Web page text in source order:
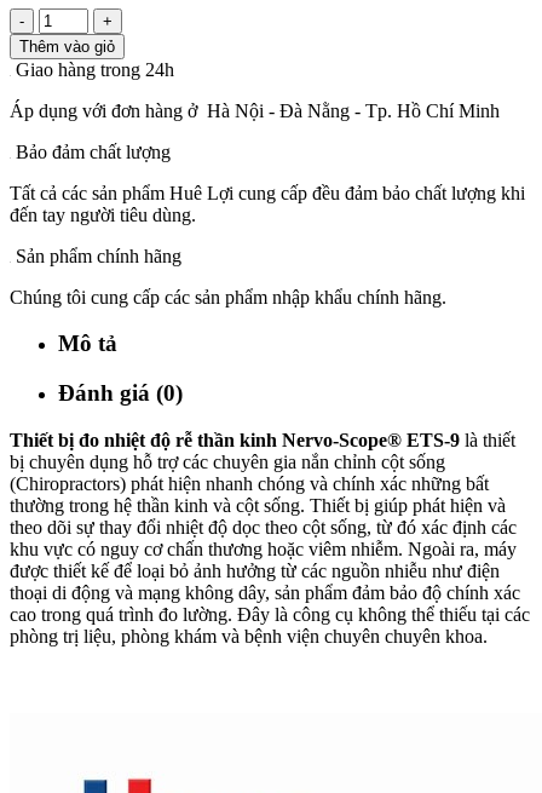
-
+
Thêm vào giỏ
Giao hàng trong 24h
Áp dụng với đơn hàng ở Hà Nội - Đà Nằng - Tp. Hồ Chí Minh
Bảo đảm chất lượng
Tất cả các sản phẩm Huê Lợi cung cấp đều đảm bảo chất lượng khi
đến tay người tiêu dùng.
Sản phẩm chính hãng
Chúng tôi cung cấp các sản phẩm nhập khẩu chính hãng.
Mô tả
Đánh giá (0)
Thiết bị đo nhiệt độ rễ thần kinh Nervo-Scope® ETS-9 là thiết
bị chuyên dụng hỗ trợ các chuyên gia nắn chỉnh cột sống
(Chiropractors) phát hiện nhanh chóng và chính xác những bất
thường trong hệ thần kinh và cột sống. Thiết bị giúp phát hiện và
theo dõi sự thay đổi nhiệt độ dọc theo cột sống, từ đó xác định các
khu vực có nguy cơ chấn thương hoặc viêm nhiễm. Ngoài ra, máy
được thiết kế để loại bỏ ảnh hưởng từ các nguồn nhiễu như điện
thoại di động và mạng không dây, sản phẩm đảm bảo độ chính xác
cao trong quá trình đo lường. Đây là công cụ không thể thiếu tại các
phòng trị liệu, phòng khám và bệnh viện chuyên chuyên khoa.